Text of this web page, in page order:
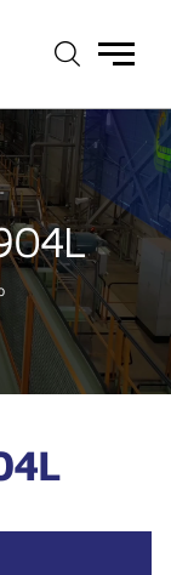
Menú